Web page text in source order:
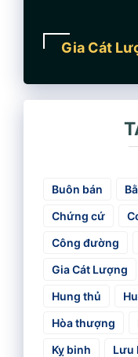
Gia Cát
Buôn bán
Chứng cứ
Công đường
Gia Cát Lượng
Hung thủ
Hòa thượng
Kỵ binh
Lưu